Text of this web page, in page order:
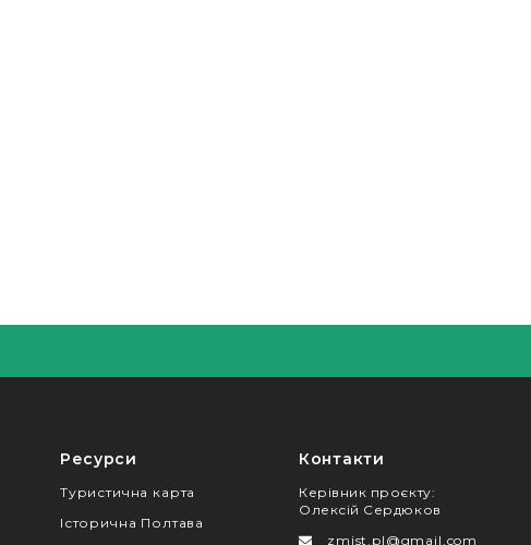
Ресурси
Туристична карта
Історична Полтава
Контакти
Керівник проєкту:
Олексій Сердюков
zmist.pl@gmail.com